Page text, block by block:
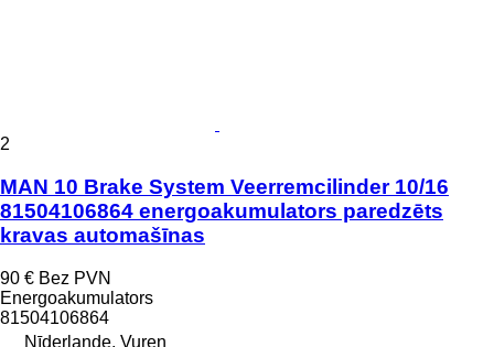
2
MAN 10 Brake System Veerremcilinder 10/16
81504106864 energoakumulators paredzēts
kravas automašīnas
90 € Bez PVN
Energoakumulators
81504106864
Nīderlande, Vuren